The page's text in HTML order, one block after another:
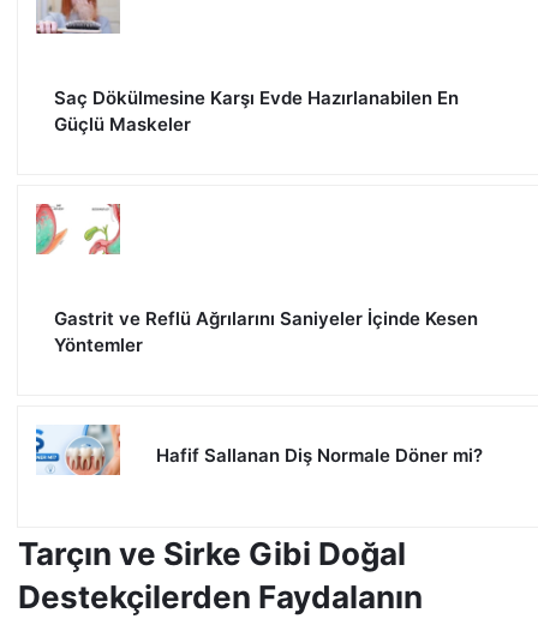
Saç Dökülmesine Karşı Evde Hazırlanabilen En
Güçlü Maskeler
Gastrit ve Reflü Ağrılarını Saniyeler İçinde Kesen
Yöntemler
Hafif Sallanan Diş Normale Döner mi?
Tarçın ve Sirke Gibi Doğal
Destekçilerden Faydalanın